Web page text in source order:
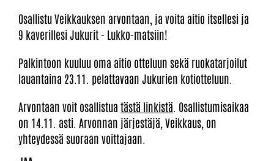
Osallistu Veikkauksen arvontaan, ja voita aitio itsellesi ja
9 kaverillesi Jukurit - Lukko-matsiin!
Palkintoon kuuluu oma aitio otteluun sekä ruokatarjoilut
lauantaina 23.11. pelattavaan Jukurien kotiotteluun.
Arvontaan voit osallistua tästä linkistä . Osallistumisaikaa
on 14.11. asti. Arvonnan järjestäjä, Veikkaus, on
yhteydessä suoraan voittajaan.